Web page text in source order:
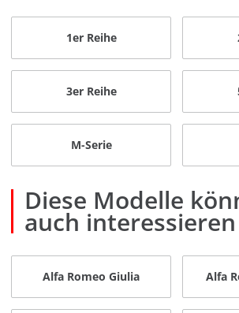
1er Reihe
3er Reihe
M-Serie
Diese Modelle
auch interessieren
Alfa Romeo Giulia Alfa